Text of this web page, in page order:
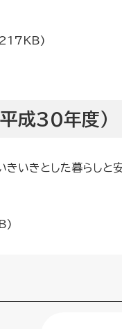
成30年度）
きいきとした暮らし